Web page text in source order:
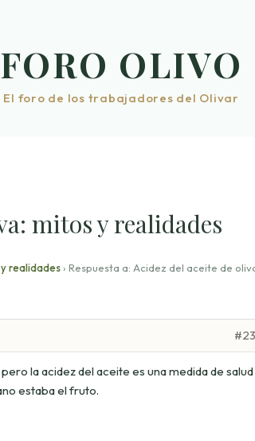
FORO OLIVO
El foro de los trabajadores del Olivar
mitos y realidades
realidades › Respuesta a: Acidez del aceite de
la acidez del aceite es una medida de salud
estaba el fruto.